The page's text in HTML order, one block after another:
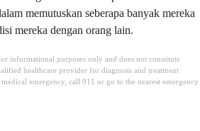
memutuskan seberapa banyak mereka
mereka dengan orang lain.
informational purposes only and does not constitute
healthcare provider for diagnosis and treatment
emergency, call 911 or go to the nearest emergency